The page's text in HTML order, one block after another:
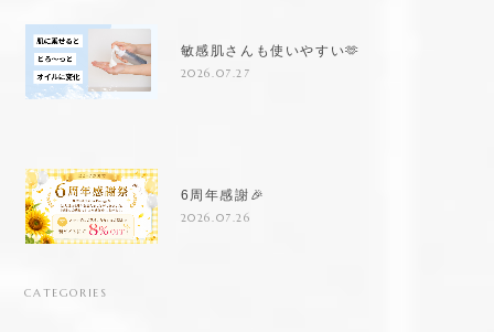
敏感肌さんも使いやすい🫶
2026.07.27
6周年感謝🎉
2026.07.26
CATEGORIES